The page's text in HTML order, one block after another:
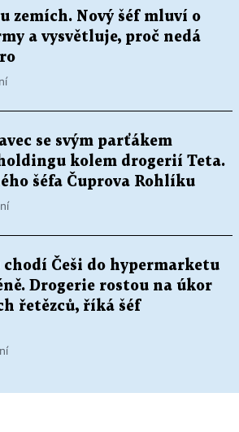
zemích. Nový šéf mluví o
a vysvětluje, proč nedá
se svým parťákem
kolem drogerií Teta.
šéfa Čuprova Rohlíku
Češi do hypermarketu
Drogerie rostou na úkor
řetězců, říká šéf